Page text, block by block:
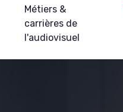
Métiers &
carrières de
l'audiovisuel